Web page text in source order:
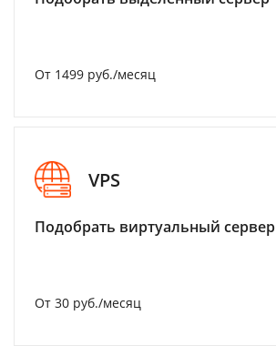
От 1499 руб./месяц
VPS
Подобрать виртуальный сервер
От 30 руб./месяц